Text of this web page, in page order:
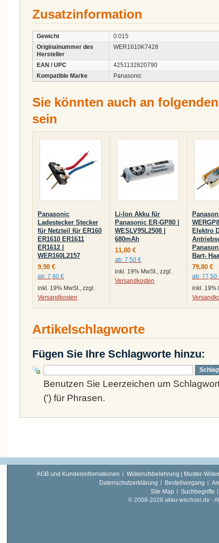
Zusatzinformation
Gewicht
0.015
Originalnummer des
Hersteller
WER1610K7428
EAN / UPC
4251132820790
Kompatible Marke
Panasonic
Sie könnten auch an
sein
Panasonic
Ladestecker Stecker
für Netzteil für ER160
ER1610 ER1611
ER1612 |
WER160L2157
9,98 €
ab: 7,90 €
inkl. 19% MwSt., zzgl.
Versandkosten
Li-Ion Akku für
Panasonic ER-GP80 |
WESLV95L2508 |
680mAh
11,80 €
ab: 7,50 €
inkl. 19% MwSt., zzgl.
Versandkosten
Elektro
Bart-
79,80 €
ab: 77,50
inkl. 19%
Artikelschlagworte
Fügen Sie Ihre Schlagworte hinzu:
Benutzen Sie Leerzeichen um
(') für Phrasen.
AGB und Kundeninformationen
Widerrufsbelehrung | Muster-
Datenschutzerklärung
Bestellvorgang
Site Map
Suchbegriffe
© 2008-2026 akku-wechsel.de -